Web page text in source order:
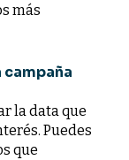
más
la data que
Puedes
que